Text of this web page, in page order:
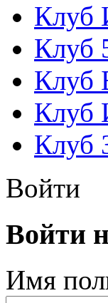
Клуб
Клуб
Клуб
Клуб
Клуб
Войти
Войти
Имя